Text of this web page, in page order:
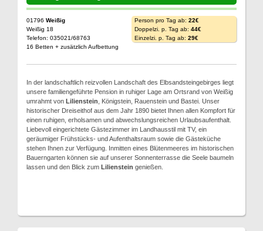
01796 Weißig
Weißig 18
Telefon: 035021/68763
16 Betten + zusätzlich Aufbettung
Person pro Tag ab: 22€
Doppelzi. p. Tag ab: 44€
Einzelzi. p. Tag ab: 29€
In der landschaftlich reizvollen Landschaft des Elbsandsteingebirges liegt
unsere familiengeführte Pension in ruhiger Lage am Ortsrand von Weißig
umrahmt von Lilienstein , Königstein, Rauenstein und Bastei. Unser
historischer Dreiseithof aus dem Jahr 1890 bietet Ihnen allen Kompfort für
einen ruhigen, erholsamen und abwechslungsreichen Urlaubsaufenthalt.
Liebevoll eingerichtete Gästezimmer im Landhausstil mit TV, ein
geräumiger Frühstücks- und Aufenthaltsraum sowie die Gästeküche
stehen Ihnen zur Verfügung. Inmitten eines Blütenmeeres im historischen
Bauerngarten können sie auf unserer Sonnenterrasse die Seele baumeln
lassen und den Blick zum Lilienstein genießen.